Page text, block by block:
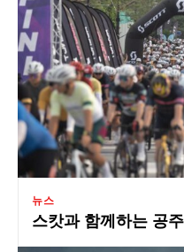
뉴스
스캇과 함께하는 공